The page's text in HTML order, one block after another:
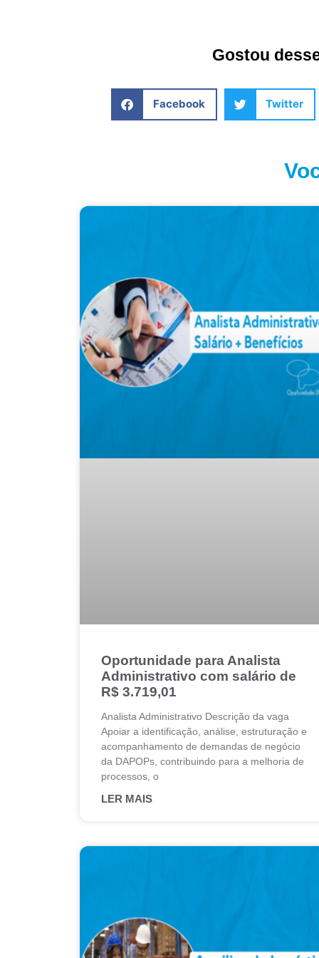
Gostou
Facebook Twitter
Oportunidade para Analista
Administrativo com salário de
R$ 3.719,01
Analista Administrativo Descrição da vaga
Apoiar a identificação, análise, estruturação e
acompanhamento de demandas de negócio
da DAPOPs, contribuindo para a melhoria de
processos, o
LER MAIS